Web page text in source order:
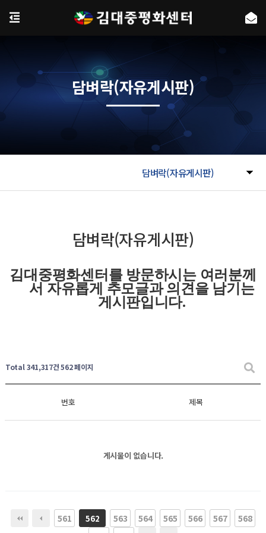
담벼락(자유게시판)
담벼락(자유게시판)
담벼락(자유게시판)
김대중평화센터를 방문하시는 여러분께
서 자유롭게 추모글과의견을 남기는
게시판입니다.
Total 341,317건562 페이지
번호 제목
게시물이 없습니다.
561 562 563 564 565 566 567
568